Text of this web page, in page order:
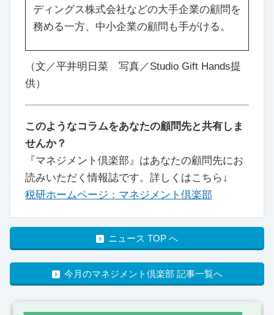
ディングス株式会社などの大手企業の顧問を
務める一方、中小企業の顧問も手がける。
（文／平井明日菜 写真／Studio Gift Hands提
供）
このようなコラムをあなたの顧問先と共有しま
せんか？
『マネジメント倶楽部』はあなたの顧問先にお
読みいただく情報誌です。詳しくはこちら↓
税研ホームページ：マネジメント倶楽部
ニュース TOP へ
今月のマネジメント倶楽部 記事一覧へ